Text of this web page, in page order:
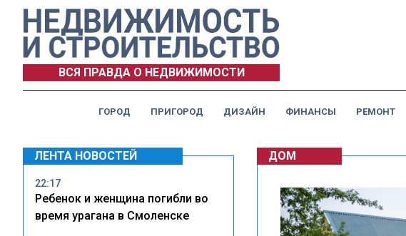
ВСЯ ПРАВДА О НЕДВИЖИМОСТИ
ГОРОД ПРИГОРОД ДИЗАЙН ФИНАНСЫ РЕМОНТ
ЛЕНТА НОВОСТЕЙ
22:17
Ребенок и женщина погибли во
время урагана в Смоленске
ДОМ